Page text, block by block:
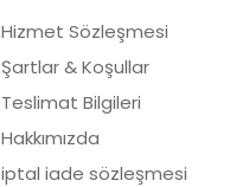
Hizmet Sözleşmesi
Şartlar & Koşullar
Teslimat Bilgileri
Hakkımızda
iptal iade sözleşmesi